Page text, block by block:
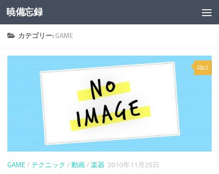
コンテンツへスキップ
暁備忘録
カテゴリー: GAME
0
GAME / テクニック / 動画/ 楽器 2010年11月25日